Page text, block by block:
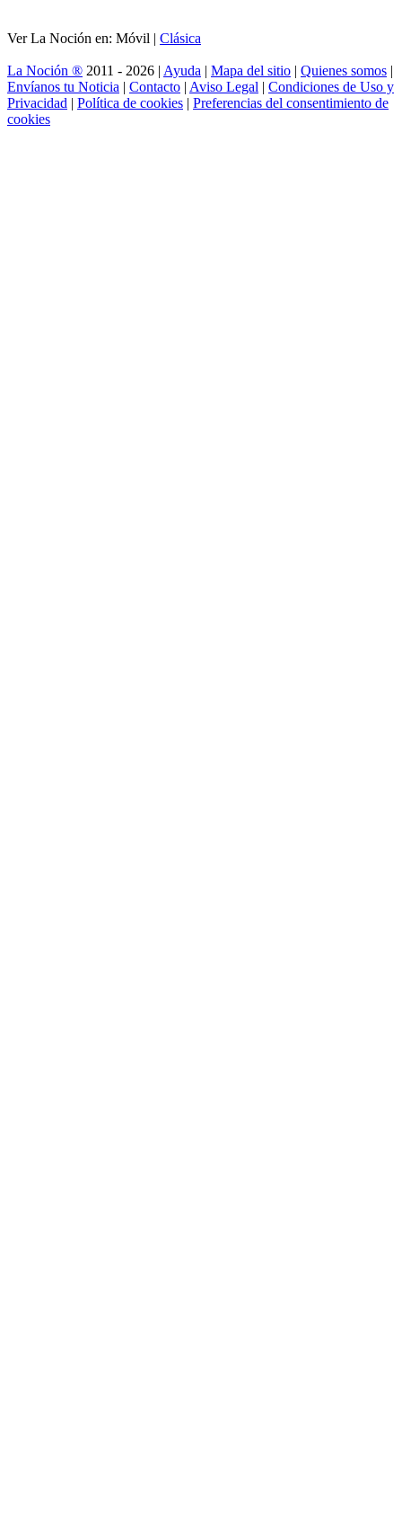
Ver La Noción en: Móvil | Clásica
La Noción ® 2011 - 2026 | Ayuda | Mapa del sitio | Quienes somos |
Envíanos tu Noticia | Contacto | Aviso Legal | Condiciones de Uso y
Privacidad | Política de cookies | Preferencias del consentimiento de
cookies